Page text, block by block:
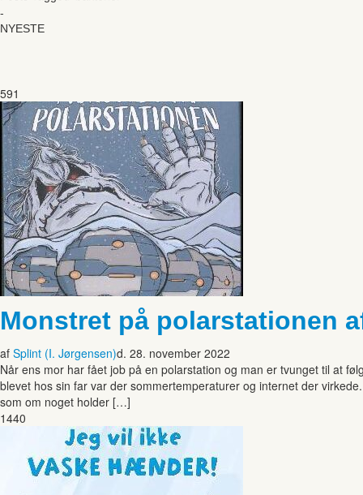
-
NYESTE
591
Monstret på polarstationen
af Splint (I. Jørgensen)d. 28. november 2022
Når ens mor har fået job på en polarstation og man er tvunget til at
blevet hos sin far var der sommertemperaturer og internet der
som om noget holder […]
1440